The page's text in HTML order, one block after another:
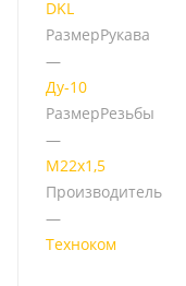
DKL
РазмерРукава
—
Ду-10
РазмерРезьбы
—
М22х1,5
Производитель
—
Техноком